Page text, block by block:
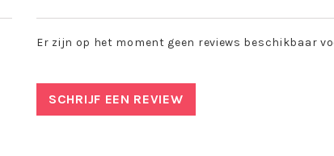
Er zijn op het moment geen reviews beschikbaar
SCHRIJF EEN REVIEW